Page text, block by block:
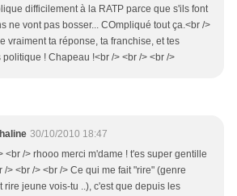
difficilement à la RATP parce que s'ils font
ne vont pas bosser... COmpliqué tout ça.<br />
vraiment ta réponse, ta franchise, et tes
! Chapeau !<br /> <br /> <br />
30/10/2010 18:47
<br /> rhooo merci m'dame ! t'es super gentille
/> <br /> <br /> Ce qui me fait "rire" (genre
rire jeune vois-tu ..), c'est que depuis les